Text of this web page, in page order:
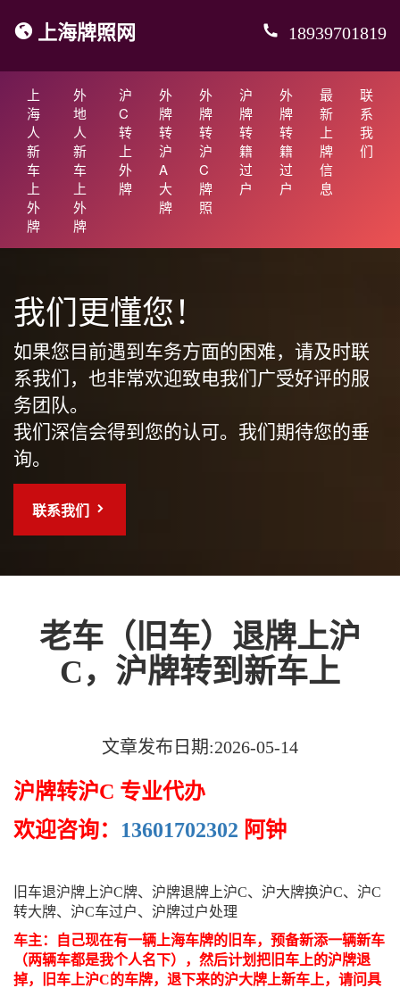
上海牌照网 18939701819
上
海
人
新
车
上
外
牌
外
地
人
新
车
上
外
牌
沪
C
转
上
外
牌
外
牌
转
沪
A
大
牌
外
牌
转
沪
C
牌
照
沪
牌
转
籍
过
户
外
牌
转
籍
过
户
最
新
上
牌
信
息
联
系
我
们
我们更懂您！
如果您目前遇到车务方面的困难，请及时联
系我们，也非常欢迎致电我们广受好评的服
务团队。
我们深信会得到您的认可。我们期待您的垂
询。
联系我们
老车（旧车）退牌上沪
C，沪牌转到新车上
文章发布日期:2026-05-14
沪牌转沪C 专业代办
欢迎咨询： 13601702302 阿钟
旧车退沪牌上沪C牌、沪牌退牌上沪C、沪大牌换沪C、沪C
转大牌、沪C车过户、沪牌过户处理
车主：自己现在有一辆上海车牌的旧车，预备新添一辆新车
（两辆车都是我个人名下），然后计划把旧车上的沪牌退
掉，旧车上沪C的车牌，退下来的沪大牌上新车上，请问具